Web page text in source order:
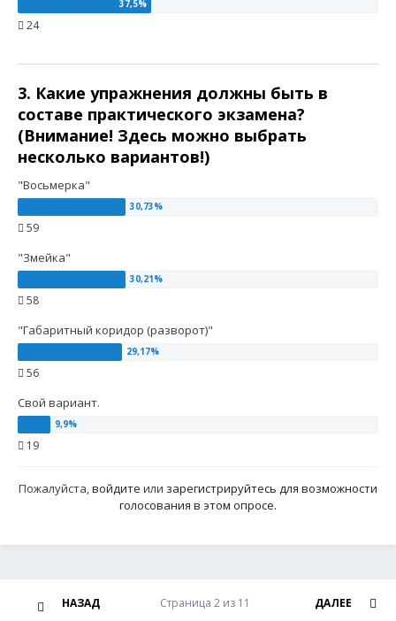
24
3. Какие упражнения должны быть в
составе практического экзамена?
(Внимание! Здесь можно выбрать
несколько вариантов!)
"Восьмерка"
59
"Змейка"
58
"Габаритный коридор (разворот)"
56
Свой вариант.
19
Пожалуйста,войдите или зарегистрируйтесь для возможности
голосования в этом опросе.
НАЗАД ДАЛЕЕ
Страница 2 из 11